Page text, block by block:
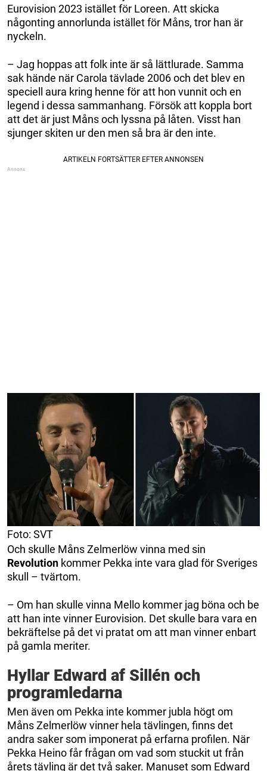
Eurovision 2023 istället för Loreen. Att skicka
någonting annorlunda istället för Måns, tror han är
nyckeln.
– Jag hoppas att folk inte är så lättlurade. Samma
sak hände när Carola tävlade 2006 och det blev en
speciell aura kring henne för att hon vunnit och en
legend i dessa sammanhang. Försök att koppla bort
att det är just Måns och lyssna på låten. Visst han
sjunger skiten ur den men så bra är den inte.
Foto: SVT
Och skulle Måns Zelmerlöw vinna med sin
Revolution kommer Pekka inte vara glad för Sveriges
skull – tvärtom.
– Om han skulle vinna Mello kommer jag böna och be
att han inte vinner Eurovision. Det skulle bara vara en
bekräftelse på det vi pratat om att man vinner enbart
på gamla meriter.
Hyllar Edward af Sillén och
programledarna
Men även om Pekka inte kommer jubla högt om
Måns Zelmerlöw vinner hela tävlingen, finns det
andra saker som imponerat på erfarna profilen. När
Pekka Heino får frågan om vad som stuckit ut från
årets tävling är det två saker. Manuset som Edward